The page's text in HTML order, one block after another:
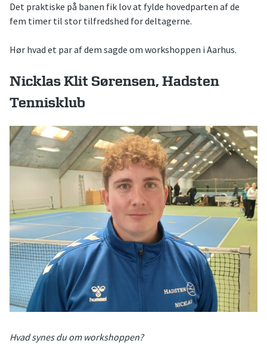
Det praktiske på banen fik lov at fylde hovedparten af de
fem timer til stor tilfredshed for deltagerne.
Hør hvad et par af dem sagde om workshoppen i Aarhus.
Nicklas Klit Sørensen, Hadsten
Tennisklub
Hvad synes du om workshoppen?